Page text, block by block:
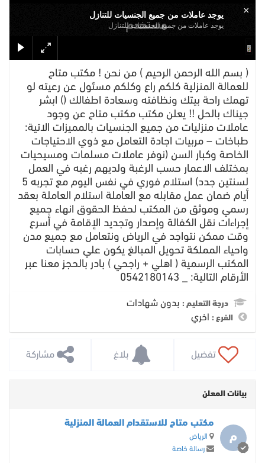
يوجد عاملات من جميع الجنسيات للتنازل
يوجد عاملات من جميع الجنسيات للتنازل
×
( بسم الله الرحمن الرحيم ) من نحن ! مكتب متاح
للعمالة المنزلية كلكم راع وكلكم مسئول عن رعيته لو
تهمك راحة بيتك ونظافته وسعادة اطفالك () ابشر
جيناك بالحل !! يعلن مكتب مكتب متاح عن وجود
عاملات منزليات من جميع الجنسيات بالمميزات الاتية:
طباخات – مربيات اجادة التعامل مع ذوي الاحتياجات
الخاصة وكبار السن (نوفر عاملات مسلمات ومسيحيات
بمختلف الاعمار حسب الرغبة ولديهم رغبه في العمل
لسنتين جدد) استلام فوري في نفس اليوم مع تجربه 5
أيام ضمان عمل مقابله مع العاملة استلام العاملة بعقد
رسمي وموثق من المكتب لحفظ الحقوق انهاء جميع
إجراءات نقل الكفالة وإصدار وتجديد الإقامة في أسرع
وقت ممكن نتواجد في الرياض ونتعامل مع جميع مدن
واحياء المملكة تحويل المبالغ يكون علي حسابات
المكتب الرسمية ( اهلي + راجحي ) بادر بالحجز معنا عبر
الأرقام التالية: _ 0542180143
درجة التعليم : بدون شهادات
الفرع : اخري
تفضيل مشاركة
بيانات المعلن
م
مكتب متاح للاستقدام العمالة المنزلية
الرياض
رسالة خاصة